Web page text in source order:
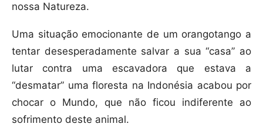
nossa Natureza.
Uma situação emocionante de um orangotango a
tentar desesperadamente salvar a sua “casa” ao
lutar contra uma escavadora que estava a
“desmatar” uma floresta na Indonésia acabou por
chocar o Mundo, que não ficou indiferente ao
sofrimento deste animal.